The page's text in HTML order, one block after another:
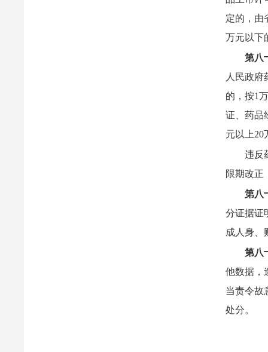
定的，由
万元以下
第八
人民政
的，按1
证、药品
元以上20
违反
限期改正
第八
分证据证
成人身、
第八
他数据，
当责令故
处分。